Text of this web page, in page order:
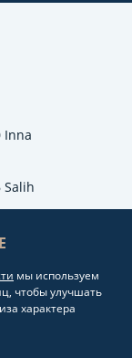
Inna
Salih
мы используем
чтобы улучшать
характера